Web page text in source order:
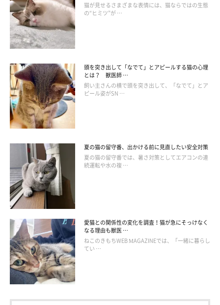
猫が見せるさまざまな表情には、猫ならではの生態
の“ヒミツ”が …
頭を突き出して「なでて」とアピールする猫の心理
とは？ 獣医師 …
飼い主さんの横で頭を突き出して、「なでて」とア
ピール姿がSN …
夏の猫の留守番、出かける前に見直したい安全対策
夏の猫の留守番では、暑さ対策としてエアコンの連
続運転や水の複 …
愛猫との関係性の変化を調査！猫が急にそっけなく
なる理由も獣医 …
ねこのきもちWEB MAGAZINEでは、「一緒に暮らし
てい …